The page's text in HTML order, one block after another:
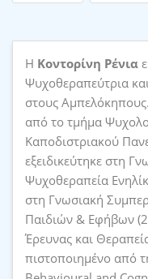
Η Κοντορίνη Ρένια
Ψυχοθεραπεύτρια
στους
από το τμήμα
Καποδιστριακού
εξειδικεύτηκε στη
Ψυχοθεραπεία
στη Γνωσιακή
Παιδιών & Εφήβων
Έρευνας και
πιστοποιημένο από